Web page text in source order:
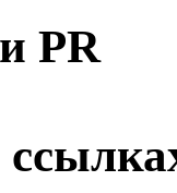
PR